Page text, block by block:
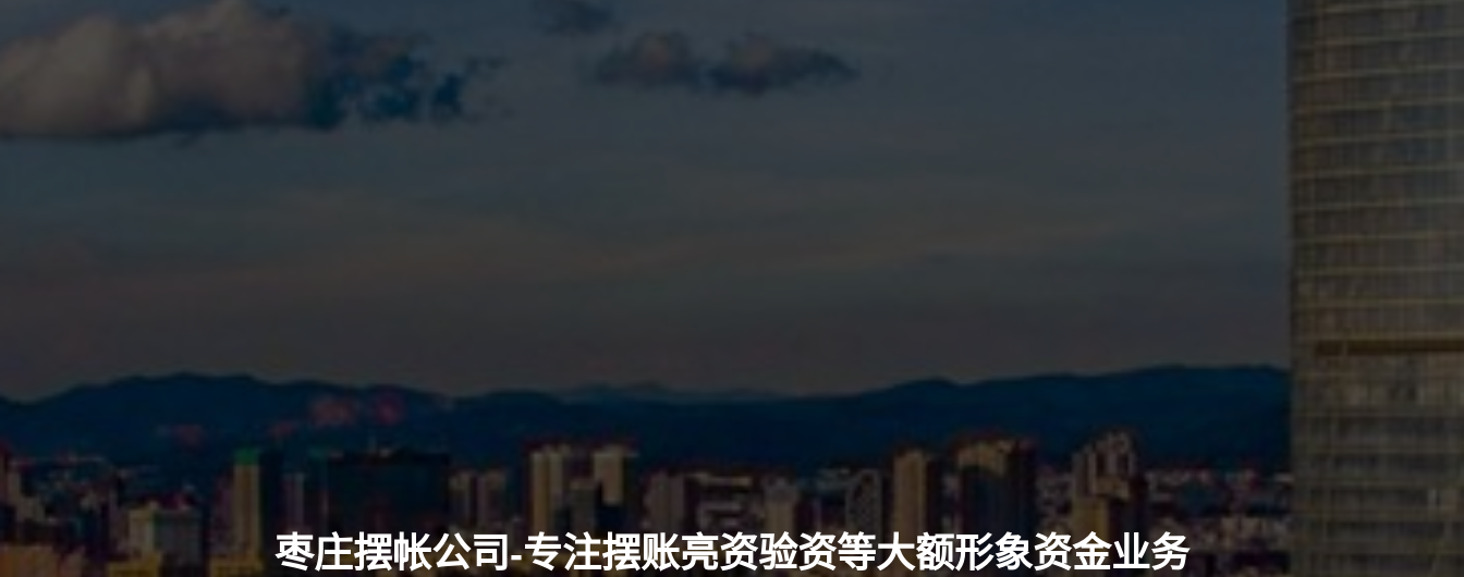
枣庄摆帐公司-专注摆账亮资验资等大额形象资金业务